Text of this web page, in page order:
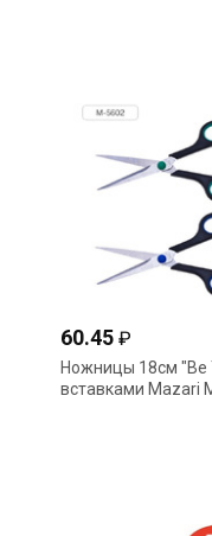
60.45 ₽
Ножницы 18см "Be
вставками Mazari